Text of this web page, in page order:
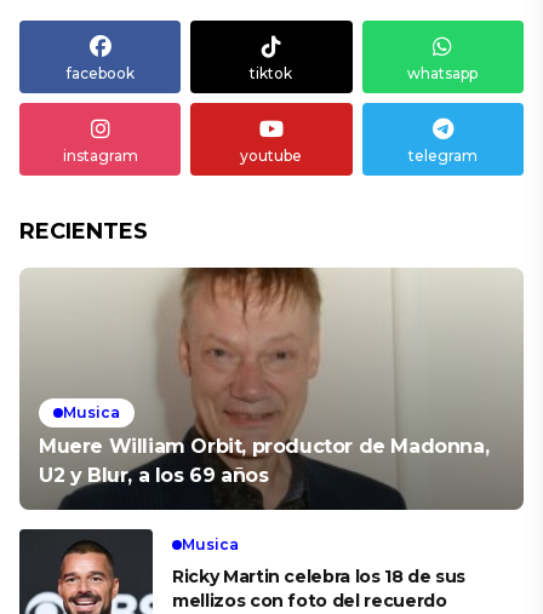
facebook tiktok whatsapp
instagram youtube telegram
RECIENTES
Musica
Muere William Orbit, productor de Madonna,
U2 y Blur, a los 69 años
Musica
Ricky Martin celebra los 18 de sus
mellizos con foto del recuerdo